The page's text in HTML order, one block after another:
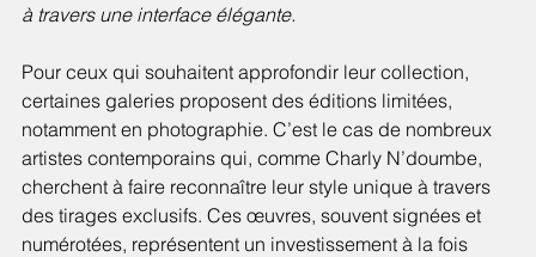
à travers une interface élégante.
Pour ceux qui souhaitent approfondir leur collection,
certaines galeries proposent des éditions limitées,
notamment en photographie. C’est le cas de nombreux
artistes contemporains qui, comme Charly N’doumbe,
cherchent à faire reconnaître leur style unique à travers
des tirages exclusifs. Ces œuvres, souvent signées et
numérotées, représentent un investissement à la fois